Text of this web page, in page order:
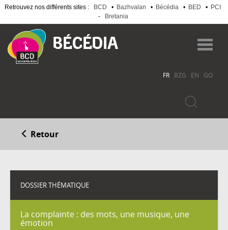
Retrouvez nos différents sites : BCD • Bazhvalan • Bécédia • BED •
PCI
-
Bretania
au
contenu
principal
FR BZG EN GO
Retour
DOSSIER THÉMATIQUE
La complainte : des mots, une musique, une
émotion